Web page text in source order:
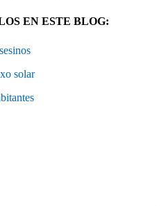
EN ESTE BLOG:
solar